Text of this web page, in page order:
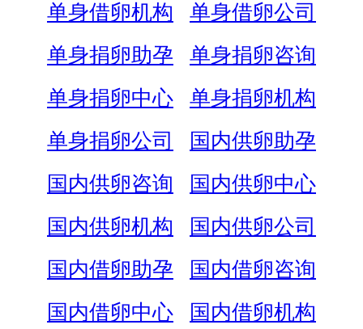
单身借卵机构
单身借卵公司
单身捐卵助孕
单身捐卵咨询
单身捐卵中心
单身捐卵机构
单身捐卵公司
国内供卵助孕
国内供卵咨询
国内供卵中心
国内供卵机构
国内供卵公司
国内借卵助孕
国内借卵咨询
国内借卵中心
国内借卵机构